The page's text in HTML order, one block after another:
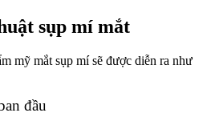
sụp mí mắt
mỹ mắt sụp mí sẽ được diễn ra như
đầu